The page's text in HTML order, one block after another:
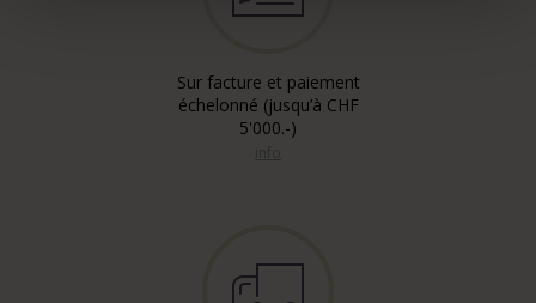
Sur facture et paiement
échelonné (jusqu’à CHF
5'000.-)